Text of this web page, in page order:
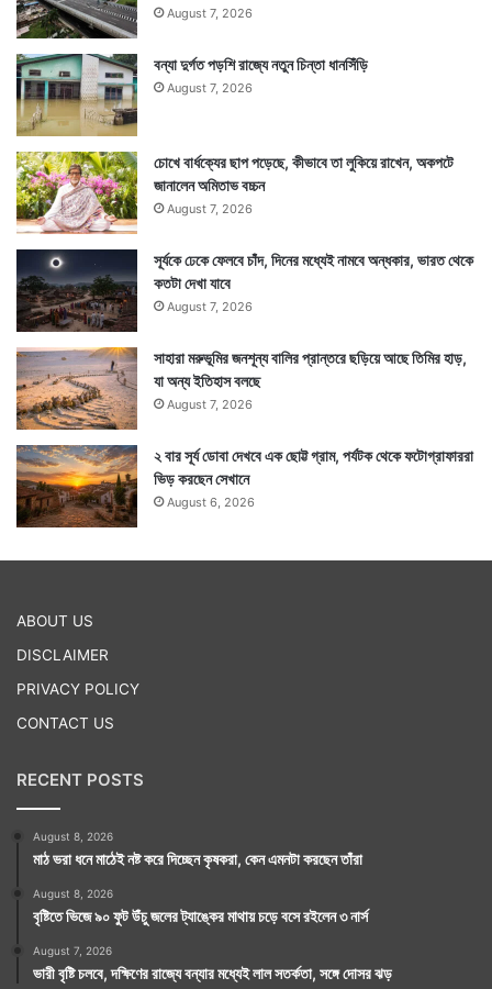
August 7, 2026
বন্যা দুর্গত পড়শি রাজ্যে নতুন চিন্তা ধানসিঁড়ি
August 7, 2026
চোখে বার্ধক্যের ছাপ পড়েছে, কীভাবে তা লুকিয়ে রাখেন, অকপটে
জানালেন অমিতাভ বচ্চন
August 7, 2026
সূর্যকে ঢেকে ফেলবে চাঁদ, দিনের মধ্যেই নামবে অন্ধকার, ভারত থেকে
কতটা দেখা যাবে
August 7, 2026
সাহারা মরুভূমির জনশূন্য বালির প্রান্তরে ছড়িয়ে আছে তিমির হাড়,
যা অন্য ইতিহাস বলছে
August 7, 2026
২ বার সূর্য ডোবা দেখবে এক ছোট্ট গ্রাম, পর্যটক থেকে ফটোগ্রাফাররা
ভিড় করছেন সেখানে
August 6, 2026
ABOUT US
DISCLAIMER
PRIVACY POLICY
CONTACT US
RECENT POSTS
August 8, 2026
মাঠ ভরা ধনে মাঠেই নষ্ট করে দিচ্ছেন কৃষকরা, কেন এমনটা করছেন তাঁরা
August 8, 2026
বৃষ্টিতে ভিজে ৯০ ফুট উঁচু জলের ট্যাঙ্কের মাথায় চড়ে বসে রইলেন ৩ নার্স
August 7, 2026
ভারী বৃষ্টি চলবে, দক্ষিণের রাজ্যে বন্যার মধ্যেই লাল সতর্কতা, সঙ্গে দোসর ঝড়